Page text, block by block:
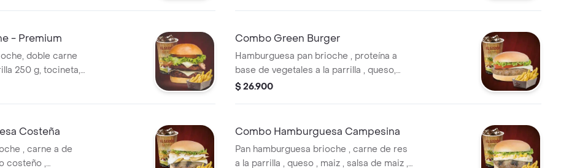
- Premium
doble carne
250 g, tocineta,
y gaseosa 250 ml
Combo Green Burger
Hamburguesa pan brioche , proteína a
base de vegetales a la parrilla , queso,
tomate , lechuga , papas a la francesas y
$ 26.900
Costeña
, carne a de
costeño ,
Combo Hamburguesa Campesina
Pan hamburguesa brioche , carne de res
a la parrilla , queso , maiz , salsa de maiz ,